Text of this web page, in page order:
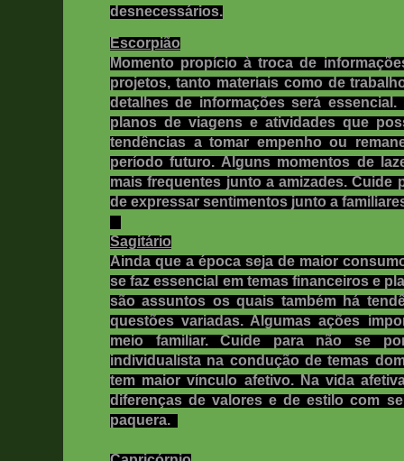
desnecessários.
Escorpião
Momento propício à troca de
projetos, tanto materiais como de
detalhes de informações será
planos de viagens e atividades que
tendências a tomar empenho ou
período futuro. Alguns momentos de
mais frequentes junto a amizades. Cuide
de expressar sentimentos junto a
Sagitário
Ainda que a época seja de maior
se faz essencial em temas financeiros e
são assuntos os quais também há
questões variadas. Algumas ações
meio familiar. Cuide para não se
individualista na condução de temas
tem maior vínculo afetivo. Na vida
diferenças de valores e de estilo com
paquera.